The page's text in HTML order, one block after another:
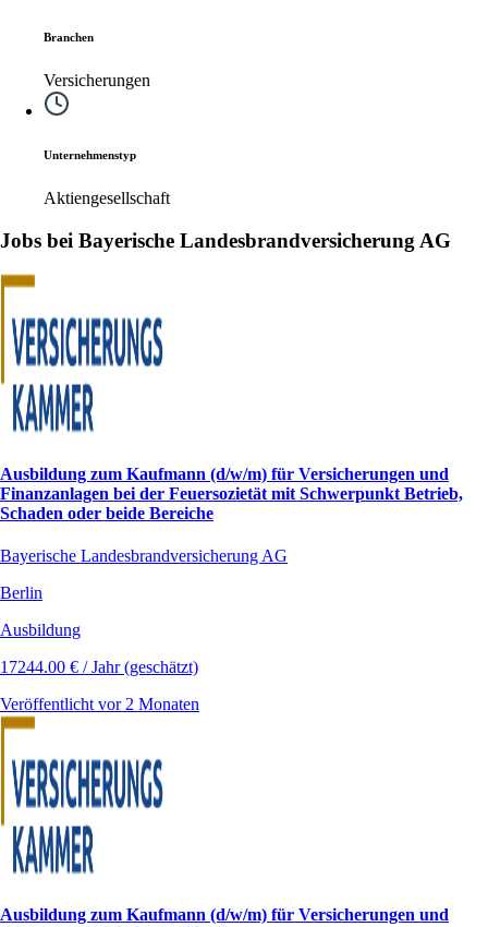
Branchen
Versicherungen
Unternehmenstyp
Aktiengesellschaft
Jobs bei Bayerische Landesbrandversicherung AG
Ausbildung zum Kaufmann (d/w/m) für Versicherungen und
Finanzanlagen bei der Feuersozietät mit Schwerpunkt Betrieb,
Schaden oder beide Bereiche
Bayerische Landesbrandversicherung AG
Berlin
Ausbildung
17244.00 € / Jahr (geschätzt)
Veröffentlicht vor 2 Monaten
Ausbildung zum Kaufmann (d/w/m) für Versicherungen und